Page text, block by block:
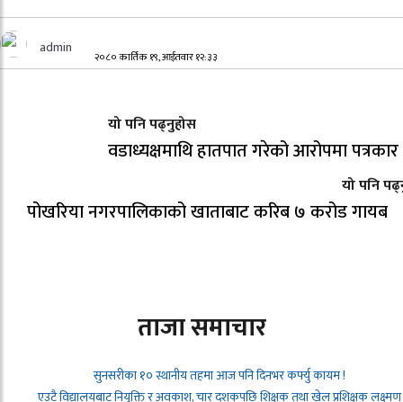
admin २०८० कार्तिक १९, आईतवार १२:३३
यो पनि पढ्नुहोस
वडाध्यक्षमाथि हातपात गरेको आरोपमा पत्रकार
यो पनि
पोखरिया नगरपालिकाको खाताबाट करिब ७ करोड गायब
ताजा समाचार
सुनसरीका १० स्थानीय तहमा आज पनि दिनभर कर्फ्यु कायम !
एउटै विद्यालयबाट नियुक्ति र अवकाश, चार दशकपछि शिक्षक तथा खेल प्रशिक्षक लक्ष्मण